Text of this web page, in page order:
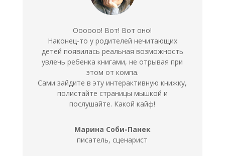
Оооооо! Вот! Вот оно!
Наконец-то у родителей нечитающих
детей появилась реальная возможность
увлечь ребенка книгами, не отрывая при
этом от компа.
Сами зайдите в эту интерактивную книжку,
полистайте страницы мышкой и
послушайте. Какой кайф!
Марина Соби-Панек
писатель, сценарист